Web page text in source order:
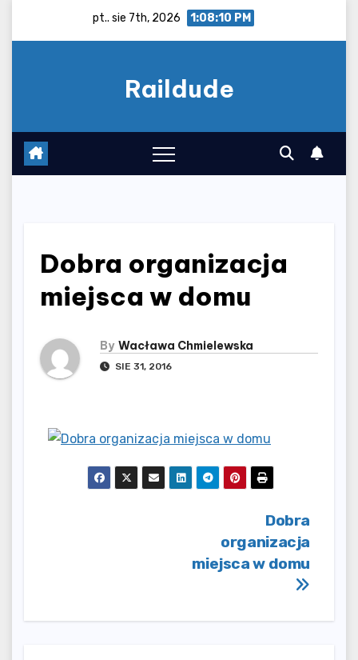
pt.. sie 7th, 2026 1:08:10 PM
Raildude
Dobra organizacja
miejsca w domu
By Wacława Chmielewska
SIE 31, 2016
Dobra
organizacja
miejsca w domu